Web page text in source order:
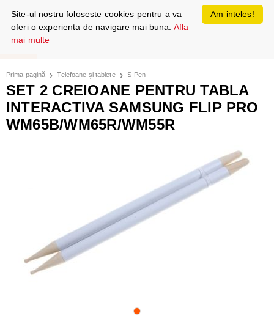
Prima pagină Telefoane și tablete S-Pen
SET 2 CREIOANE PENTRU TABLA
INTERACTIVA SAMSUNG FLIP PRO
WM65B/WM65R/WM55R
Am inteles!
Site-ul nostru foloseste cookies pentru a va
oferi o experienta de navigare mai buna. Afla
mai multe